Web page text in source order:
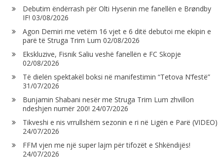
Debutim ëndërrash për Olti Hysenin me fanellën e Brøndby
IF! 03/08/2026
Agon Demiri me vetëm 16 vjet e 6 ditë debutoi me ekipin e
parë të Struga Trim Lum 02/08/2026
Ekskluzive, Fisnik Saliu veshë fanellën e FC Skopje
02/08/2026
Të dielën spektakël boksi në manifestimin “Tetova N’festë”
31/07/2026
Bunjamin Shabani nesër me Struga Trim Lum zhvillon
ndeshjen numër 200! 24/07/2026
Tikveshi e nis vrrullshëm sezonin e ri në Ligën e Parë (VIDEO)
24/07/2026
FFM vjen me një super lajm për tifozët e Shkëndijës!
24/07/2026